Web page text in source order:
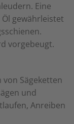
Eine
gewährleistet
vorgebeugt.
von Sägeketten
und
Anreiben